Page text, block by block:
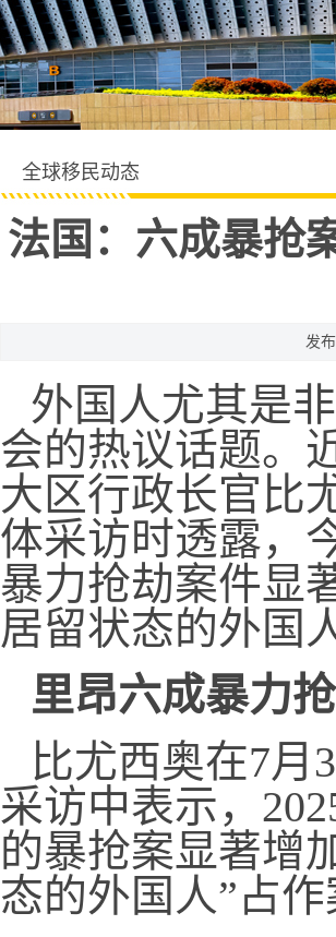
全球移民动态
法国：六成暴抢
发
外国人尤其是
会的热议话题。
大区行政长官比
体采访时透露，
暴力抢劫案件显
居留状态的外国
里昂六成暴力
比尤西奥在7月
采访中表示，
的暴抢案显著增
态的外国人”占